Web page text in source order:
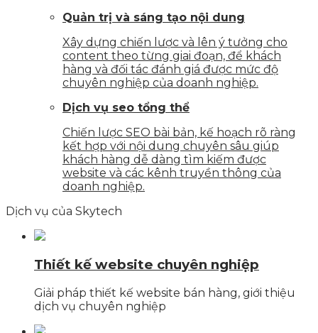
Quản trị và sáng tạo nội dung
Xây dựng chiến lược và lên ý tưởng cho
content theo từng giai đoạn, để khách
hàng và đối tác đánh giá được mức độ
chuyên nghiệp của doanh nghiệp.
Dịch vụ seo tổng thể
Chiến lược SEO bài bản, kế hoạch rõ ràng
kết hợp với nội dung chuyên sâu giúp
khách hàng dễ dàng tìm kiếm được
website và các kênh truyền thông của
doanh nghiệp.
Dịch vụ của Skytech
Thiết kế website chuyên nghiệp
Giải pháp thiết kế website bán hàng, giới thiệu
dịch vụ chuyên nghiệp